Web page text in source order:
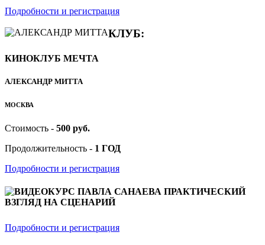
Подробности и регистрация
КЛУБ:
КИНОКЛУБ МЕЧТА
АЛЕКСАНДР МИТТА
МОСКВА
Стоимость - 500 руб.
Продолжительность - 1 ГОД
Подробности и регистрация
ВИДЕОКУРС ПАВЛА САНАЕВА ПРАКТИЧЕСКИЙ
ВЗГЛЯД НА СЦЕНАРИЙ
Подробности и регистрация